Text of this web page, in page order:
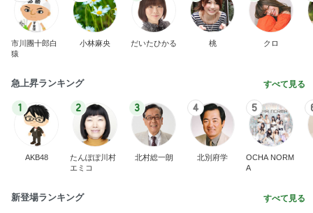
市川團十郎白
猿
小林麻央 だいたひかる 桃 クロ
急上昇ランキング すべて見る
1
AKB48
2
たんぽぽ川村
エミコ
3
北村総一朗
4
北別府学
5
OCHA NORM
A
新登場ランキング すべて見る